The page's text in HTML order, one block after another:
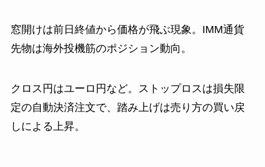
窓開けは前日終値から価格が飛ぶ現象。IMM通貨
先物は海外投機筋のポジション動向。
クロス円はユーロ円など。ストップロスは損失限
定の自動決済注文で、踏み上げは売り方の買い戻
しによる上昇。